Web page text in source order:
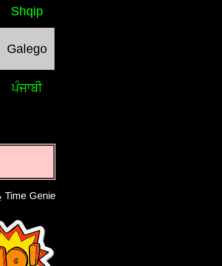
Shqip
Galego
ਪੰਜਾਬੀ
Time Genie به حریم خصوصی شما احترام می گذارد.